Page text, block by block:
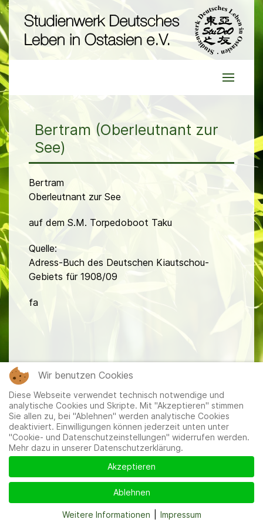
Bertram (Oberleutnant zur
See)
Bertram
Oberleutnant zur See
auf dem S.M. Torpedoboot Taku
Quelle:
Adress-Buch des Deutschen Kiautschou-
Gebiets für 1908/09
fa
Mitglieder Impressum Datenschutzerklärung
Cookie-
und Datenschutzeinstellungen
Wir benutzen Cookies
Diese Webseite verwendet technisch notwendige und
analytische Cookies und Skripte. Mit "Akzeptieren" stimmen
Sie allen zu, bei "Ablehnen" werden analytische Cookies
deaktiviert. Einwilligungen können jederzeit unten unter
"Cookie- und Datenschutzeinstellungen" widerrufen werden.
Mehr dazu in unserer Datenschutzerklärung.
Akzeptieren
Ablehnen
Weitere Informationen Impressum